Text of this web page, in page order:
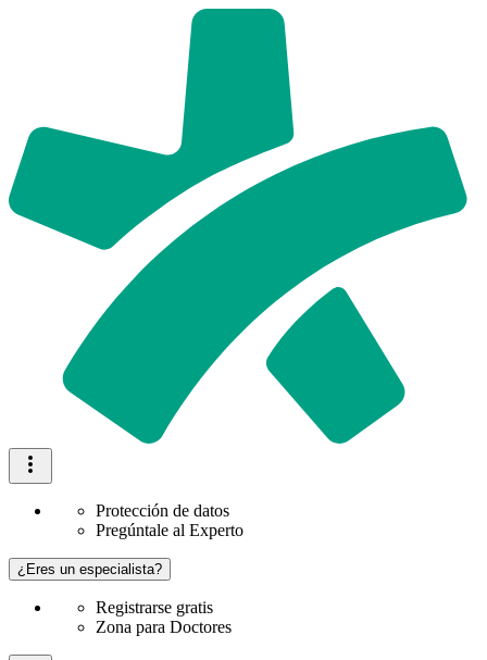
Protección de datos
Pregúntale al Experto
¿Eres un especialista?
Registrarse gratis
Zona para Doctores